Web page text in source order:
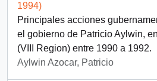
1994)
Principales acciones
el gobierno de Patricio Aylwin,
(VIII Region) entre 1990 a 1992.
Aylwin Azocar, Patricio